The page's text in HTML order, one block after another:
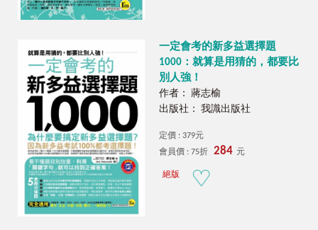
一定會考的新多益選擇題
1000：就算是用猜的，都要比
別人強！
作者： 蔣志榆
出版社： 我識出版社
定價 : 379元
會員價 : 75折
284 元
絕版